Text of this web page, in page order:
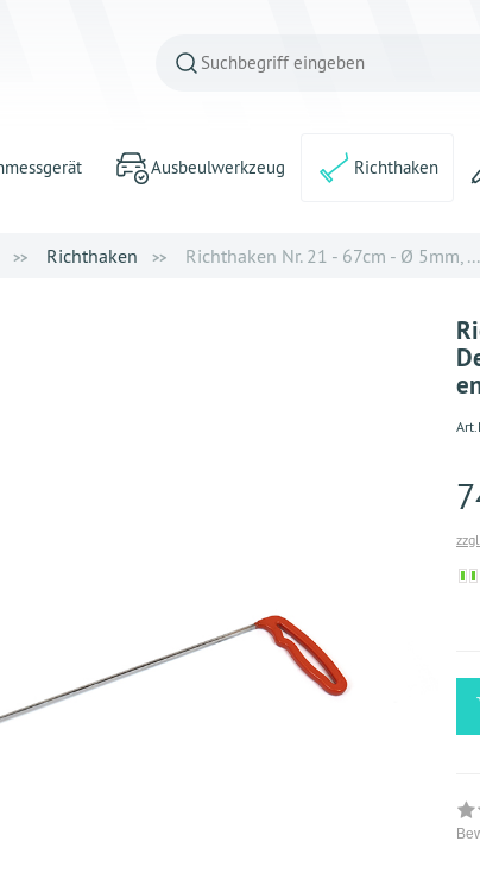
Ausbeulwerkzeug Richthaken
Richthaken Richthaken Nr. 21 - 67cm - Ø 5mm, ...